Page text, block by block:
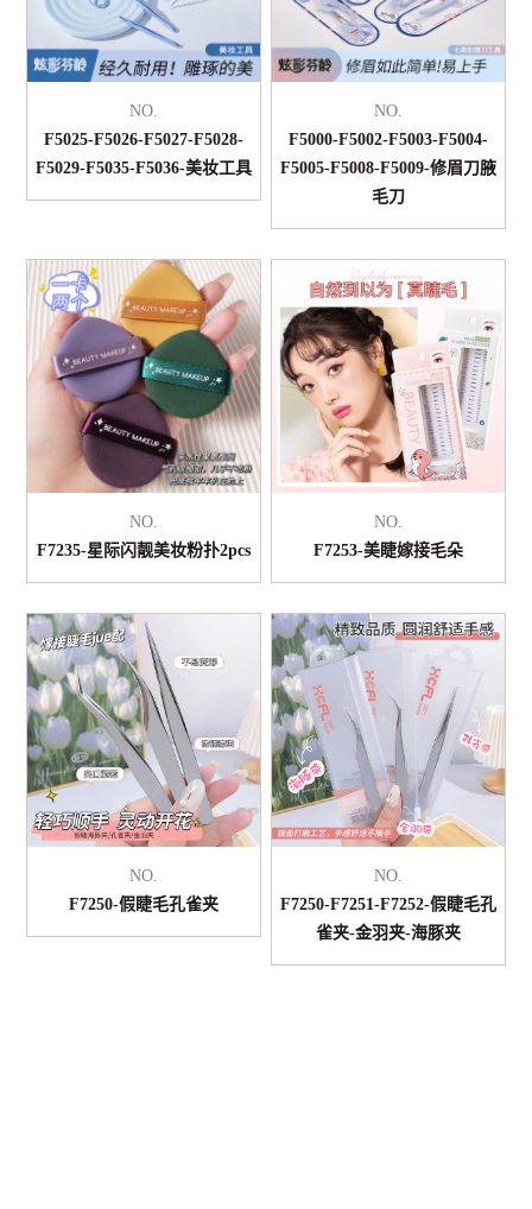
NO.
F5025-F5026-F5027-F5028-
F5029-F5035-F5036-美妆工具
NO.
F5000-F5002-F5003-F5004-
F5005-F5008-F5009-修眉刀腋
毛刀
NO.
F7235-星际闪靓美妆粉扑2pcs
NO.
F7253-美睫嫁接毛朵
NO.
F7250-假睫毛孔雀夹
NO.
F7250-F7251-F7252-假睫毛孔
雀夹-金羽夹-海豚夹